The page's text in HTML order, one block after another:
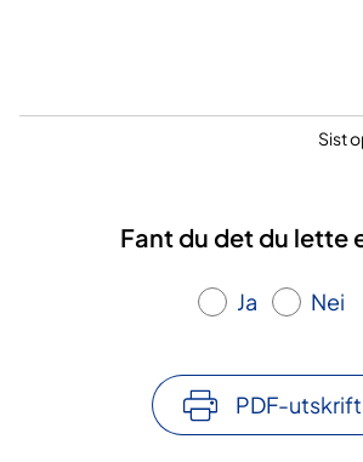
Sist
Fant du det du lette
Ja Nei
PDF-utskrift